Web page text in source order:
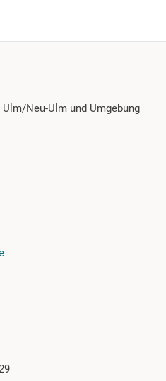
Neu-Ulm und Umgebung